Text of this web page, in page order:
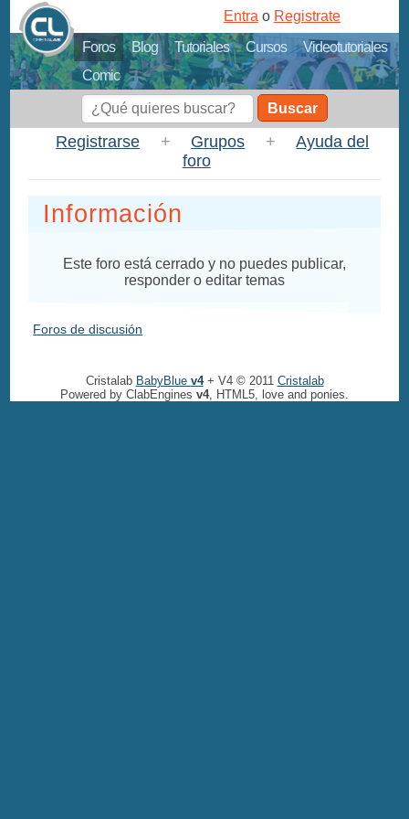
Foros Blog Tutoriales Cursos
Videotutoriales
Comic
Entra o Registrate
Buscar
Registrarse + Grupos +
Ayuda del
foro
Información
Este foro está cerrado y no puedes publicar,
responder o editar temas
Foros de discusión
Cristalab BabyBlue v4+ V4 © 2011 Cristalab
Powered by ClabEngines v4, HTML5, love and ponies.